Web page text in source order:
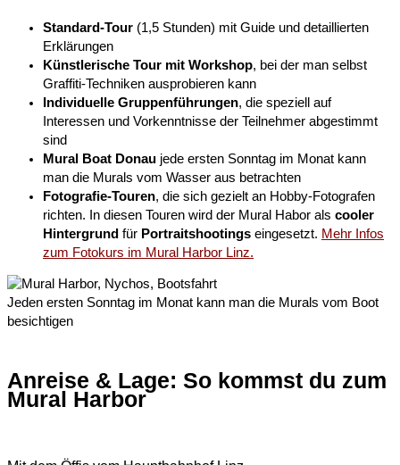
Standard-Tour (1,5 Stunden) mit Guide und detaillierten
Erklärungen
Künstlerische Tour mit Workshop, bei der man selbst
Graffiti-Techniken ausprobieren kann
Individuelle Gruppenführungen, die speziell auf
Interessen und Vorkenntnisse der Teilnehmer abgestimmt
sind
Mural Boat Donau jede ersten Sonntag im Monat kann
man die Murals vom Wasser aus betrachten
Fotografie-Touren, die sich gezielt an Hobby-Fotografen
richten. In diesen Touren wird der Mural Habor als cooler
Hintergrund für Portraitshootings eingesetzt. Mehr Infos
zum Fotokurs im Mural Harbor Linz.
Jeden ersten Sonntag im Monat kann man die Murals vom Boot
besichtigen
Anreise & Lage: So kommst du zum
Mural Harbor